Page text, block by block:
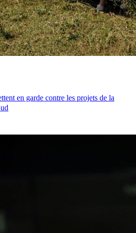
en garde contre les projets de la